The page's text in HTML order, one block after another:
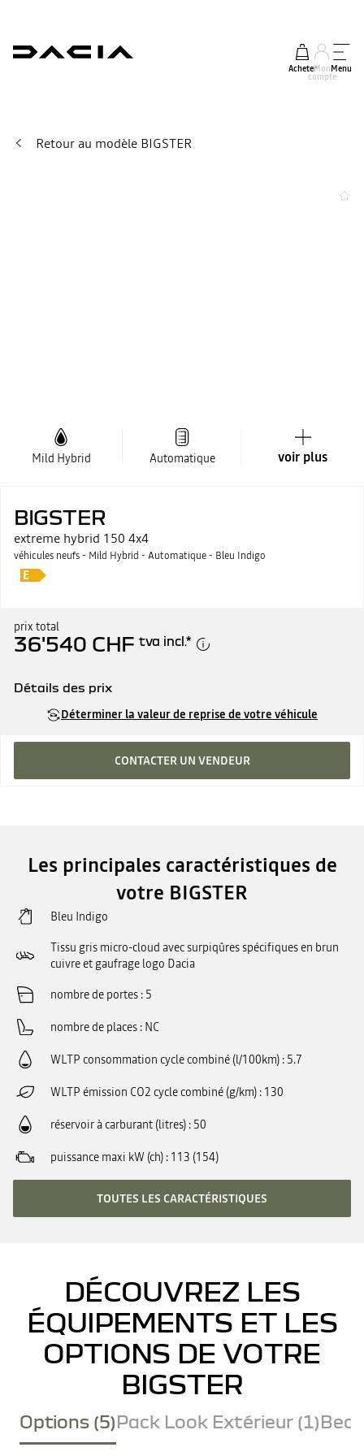
AcheterMon
compte
Menu
Retour au modèle BIGSTER
Mild Hybrid Automatique voir plus
BIGSTER
extreme hybrid 150 4x4
véhicules neufs - Mild Hybrid - Automatique - Bleu Indigo
prix total
36'540 CHF tva incl.*
Détails des prix
Déterminer la valeur de reprise de votre véhicule
CONTACTER UN VENDEUR
Les principales caractéristiques de
votre BIGSTER
Bleu Indigo
Tissu gris micro-cloud avec surpiqûres spécifiques en brun
cuivre et gaufrage logo Dacia
nombre de portes 5
nombre de places NC
WLTP consommation cycle combiné (l/100km) 5.7
WLTP émission CO2 cycle combiné (g/km) 130
réservoir à carburant (litres) 50
puissance maxi kW (ch) 113 (154)
TOUTES LES CARACTÉRISTIQUES
DÉCOUVREZ LES
ÉQUIPEMENTS ET LES
OPTIONS DE VOTRE
BIGSTER
Options (5)Pack Look Extérieur (1)